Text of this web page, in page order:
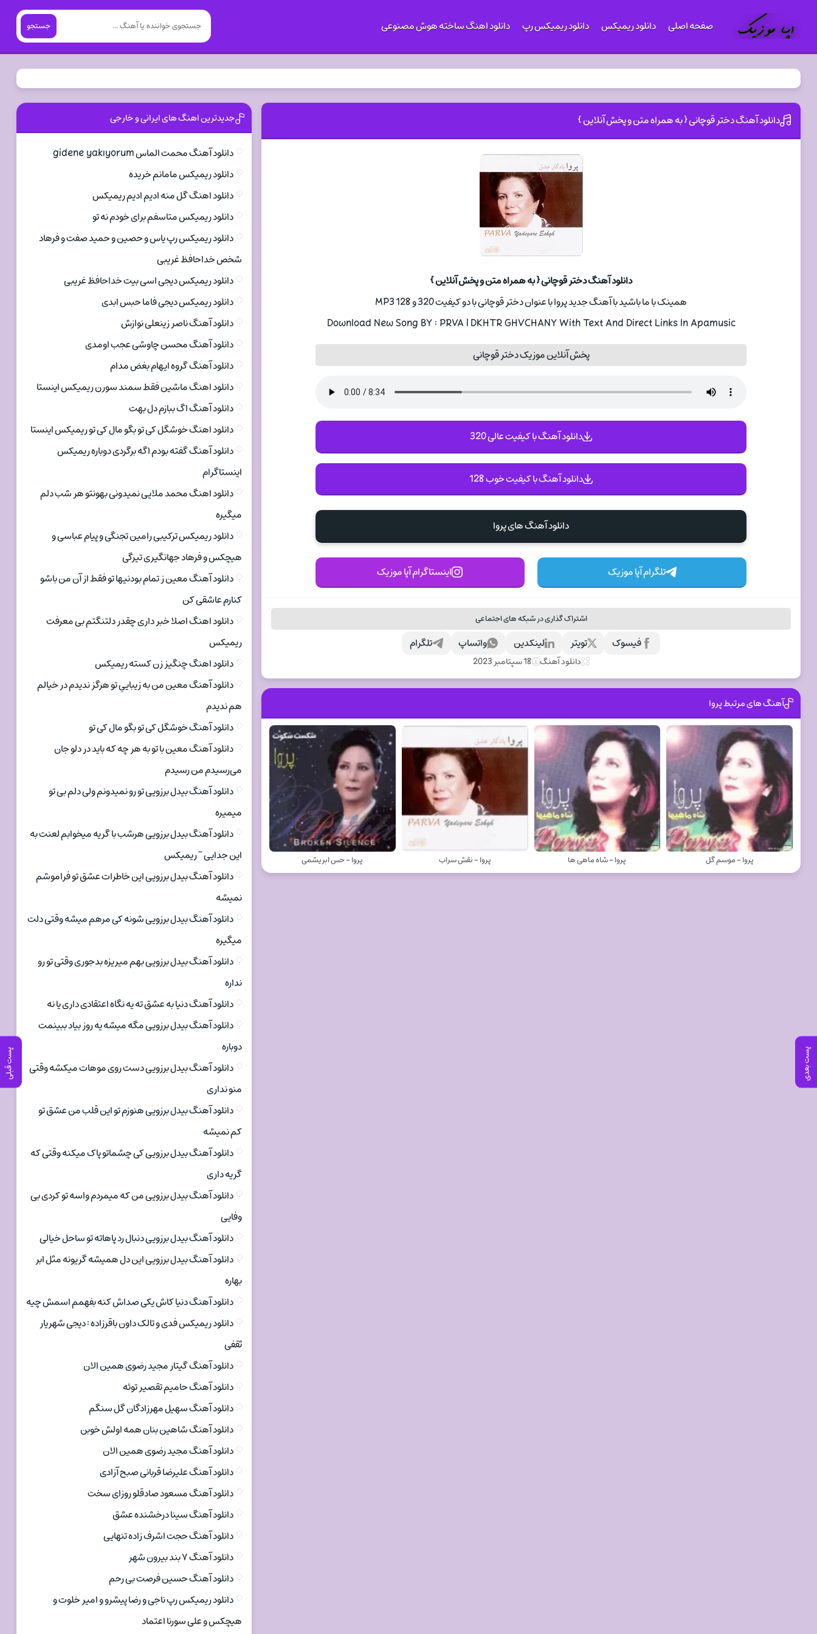
صفحه اصلی دانلود ریمیکس دانلود ریمیکس رپ دانلود اهنگ ساخته هوش مصنوعی جستجو
پست بعدی پست قبلی
دانلود آهنگ دختر قوچانی { به همراه متن و پخش آنلاین }
دانلود آهنگ دختر قوچانی { به همراه متن و پخش آنلاین }
همینک با ما باشید با آهنگ جدید پروا با عنوان دختر قوچانی با دو کیفیت 320 و 128 MP3
Download New Song BY : PRVA | DKHTR GHVCHANY With Text And Direct Links In Apamusic
پخش آنلاین موزیک دختر قوچانی
دانلود آهنگ با کیفیت عالی 320
دانلود آهنگ با کیفیت خوب 128
دانلود آهنگ های پروا
تلگرام آپا موزیک اینستاگرام آپا موزیک
اشتراک گذاری در شبکه های اجتماعی
تلگرام واتساپ لینکدین تویتر فیسوک
دانلود آهنگ 18 سپتامبر 2023
آهنگ های مرتبط پروا
پروا - موسم گل پروا - شاه ماهی ها پروا - نقش سراب پروا - حس ابریشمی
جدیدترین اهنگ های ایرانی و خارجی
دانلود آهنگ محمت الماس gidene yakıyorum
دانلود ریمیکس مامانم خریده
دانلود اهنگ گل منه ادیم ادیم ریمیکس
دانلود ریمیکس متاسفم برای خودم نه تو
دانلود ریمیکس رپ یاس و حصین و حمید صفت و فرهاد
شخص خداحافظ غریبی
دانلود ریمیکس دیجی اسی بیت خداحافظ غریبی
دانلود ریمیکس دیجی فاما حبس ابدی
دانلود آهنگ ناصر زینعلی نوازش
دانلود آهنگ محسن چاوشی عجب اومدی
دانلود آهنگ گروه ایهام بغض مدام
دانلود اهنگ ماشین فقط سمند سورن ریمیکس اینستا
دانلود آهنگ اگ ببازم دل بهت
دانلود اهنگ خوشگل کی تو بگو مال کی تو ریمیکس اینستا
دانلود آهنگ گفته بودم اگه برگردی دوباره ریمیکس
اینستاگرام
دانلود اهنگ محمد ملایی نمیدونی بهونتو هر شب دلم
میگیره
دانلود ریمیکس ترکیبی رامین تجنگی و پیام عباسی و
هیچکس و فرهاد جهانگیری تیرگی
دانلود آهنگ معین ز تمام بودنیها تو فقط از آن من باشو
کنارم عاشقی کن
دانلود اهنگ اصلا خبر داری چقدر دلتنگتم بی معرفت
ریمیکس
دانلود اهنگ چنگیز زن کسته ریمیکس
دانلود آهنگ معین من به زیباییِ تو هرگز ندیدم در خیالم
هم ندیدم
دانلود آهنگ خوشگل کی تو بگو مال کی تو
دانلود آهنگ معین با تو به هر چه که باید در دلو جان
می‌رسیدم من رسیدم
دانلود آهنگ بیدل برزویی تو رو نمیدونم ولی دلم بی تو
میمیره
دانلود آهنگ بیدل برزویی هرشب با گریه میخوابم لعنت به
این جدایی ~ ریمیکس
دانلود آهنگ بیدل برزویی این خاطرات عشق تو فراموشم
نمیشه
دانلود آهنگ بیدل برزویی شونه کی مرهم میشه وقتی دلت
میگیره
دانلود آهنگ بیدل برزویی بهم میریزه بدجوری وقتی تو رو
نداره
دانلود آهنگ دنیا به عشق ته یه نگاه اعتقادی داری یا نه
دانلود آهنگ بیدل برزویی مگه میشه یه روز بیاد ببینمت
دوباره
دانلود آهنگ بیدل برزویی دست روی موهات میکشه وقتی
منو نداری
دانلود آهنگ بیدل برزویی هنوزم تو این قلب من عشق تو
کم نمیشه
دانلود آهنگ بیدل برزویی کی چشماتو پاک میکنه وقتی که
گریه داری
دانلود آهنگ بیدل برزویی من که میمردم واسه تو کردی بی
وفایی
دانلود آهنگ بیدل برزویی دنبال رد پاهاته تو ساحل خیالی
دانلود آهنگ بیدل برزویی این دل همیشه گریونه مثل ابر
بهاره
دانلود آهنگ دنیا کاش یکی صداش کنه بفهمم اسمش چیه
دانلود ریمیکس فدی و تالک داون باقرزاده : دیجی شهریار
ثقفی
دانلود آهنگ گیتار مجید رضوی همین الان
دانلود آهنگ حامیم تقصیر توئه
دانلود آهنگ سهیل مهرزادگان گل سنگم
دانلود آهنگ شاهین بنان همه اولش خوبن
دانلود آهنگ مجید رضوی همین الان
دانلود آهنگ علیرضا قربانی صبح آزادی
دانلود آهنگ مسعود صادقلو روزای سخت
دانلود آهنگ سینا درخشنده عشق
دانلود آهنگ حجت اشرف زاده تنهایی
دانلود آهنگ ۷ بند بیرون شهر
دانلود آهنگ حسین فرصت بی رحم
دانلود ریمیکس رپ ناجی و رضا پیشرو و امیر خلوت و
هیچکس و علی سورنا اعتماد